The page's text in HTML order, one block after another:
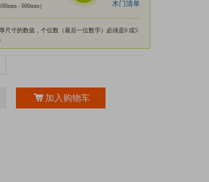
- 600mm） 木门清单
尺寸的数值，个位数（最后一位数字）必须是0 或5
加入购物车